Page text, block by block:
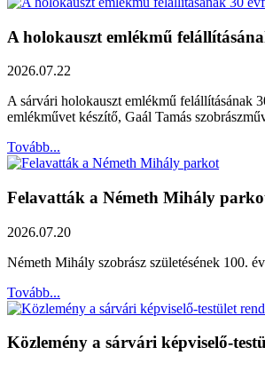
A holokauszt emlékmű
2026.07.22
A sárvári holokauszt emlékmű felállításának
emlékművet készítő, Gaál Tamás
Tovább...
Felavatták a Németh Mihály
2026.07.20
Németh Mihály szobrász születésének 100.
Tovább...
Közlemény a sárvári képviselő-